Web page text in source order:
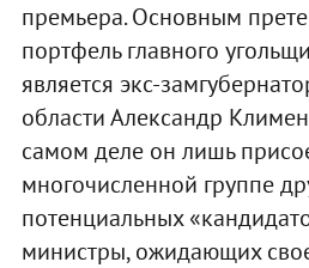
премьера. Основным
портфель главного
является экс-
области Александр
самом деле он лишь
многочисленной группе
потенциальных
министры, ожидающих